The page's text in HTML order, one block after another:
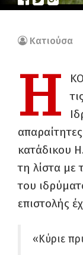
Κατιούσα
Η
κατάδικου
τη λίστα με
του
επιστολής
«Κύριε